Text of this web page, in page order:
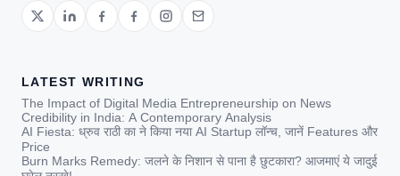
LATEST WRITING
The Impact of Digital Media Entrepreneurship on News
Credibility in India: A Contemporary Analysis
AI Fiesta: ध्रुव राठी का ने किया नया AI Startup लॉन्च, जानें Features और
Price
Burn Marks Remedy: जलने के निशान से पाना है छुटकारा? आजमाएं ये जादुई